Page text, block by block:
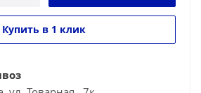
Купить в 1 клик